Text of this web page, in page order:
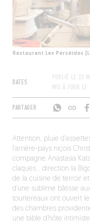
Restaurant Les Perséides
DATES
PUBLIÉ LE 22
MIS À JOUR LE
PARTAGER
Attention, pluie
l’arrière-pays niçois
compagne Anastasia
claques… direction la
de la cuisine de terroir
d’une sublime bâtisse
tourtereaux ont ouvert
des chambres
une table d’hôte